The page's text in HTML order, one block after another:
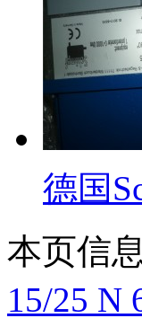
德国
本页信
15/25 N